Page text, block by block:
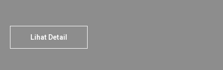
Lihat Detail